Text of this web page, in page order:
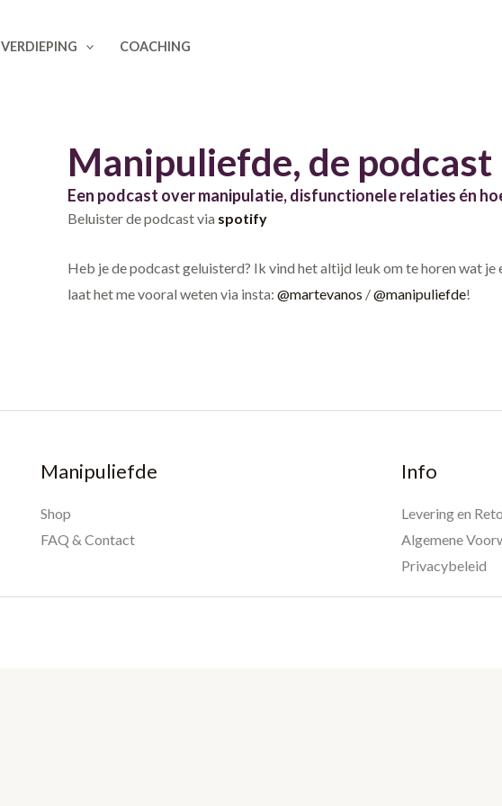
VERDIEPING COACHING
Manipuliefde, de podcast
Een podcast over manipulatie, disfunctionele relaties én
Beluister de podcast via spotify
Heb je de podcast geluisterd? Ik vind het altijd leuk om te horen wat je
laat het me vooral weten via insta: @martevanos /@manipuliefde!
Manipuliefde
Shop
FAQ & Contact
Info
Levering en
Algemene
Privacybeleid